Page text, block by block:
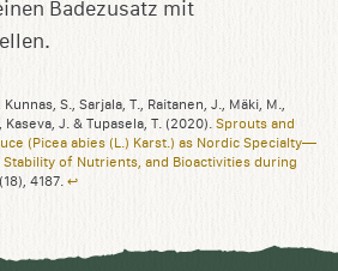
S., Sarjala, T., Raitanen, J., Mäki, M.,
Kaseva, J. & Tupasela, T. (2020). Sprouts and
(Picea abies (L.) Karst.) as Nordic Specialty—
Stability of Nutrients, and Bioactivities during
4187. ↩︎